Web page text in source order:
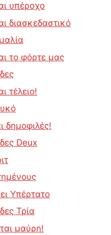
υπέροχο
διασκεδαστικό
το φόρτε μας
τέλειο!
δημοφιλές!
Deux
Υπέρτατο
Τρία
μαύρη!